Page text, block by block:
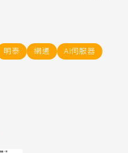
明泰 網通 AI伺服器